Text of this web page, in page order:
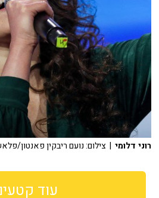
רוני דלומי | צילום: נועם ריבקין פאנטון/פלאש
עוד